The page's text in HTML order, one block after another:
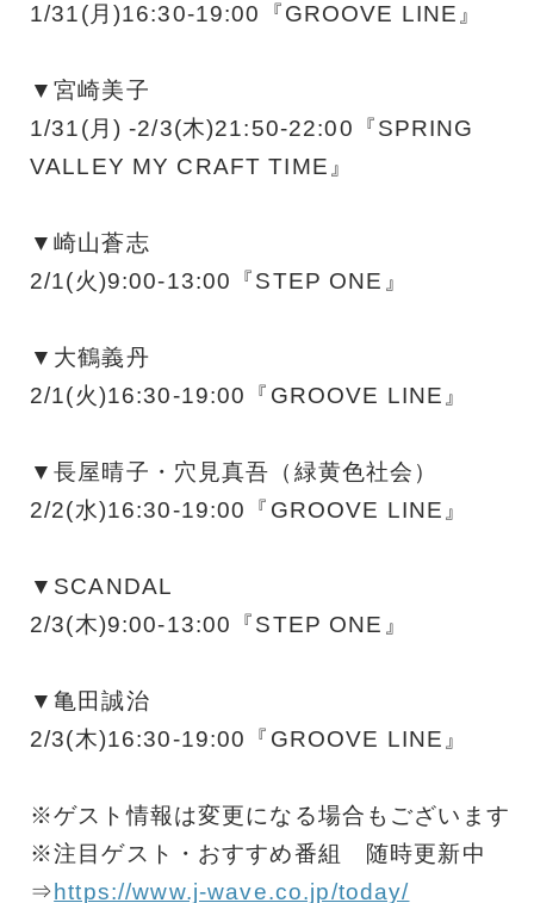
1/31(月)16:30-19:00『GROOVE LINE』
▼宮崎美子
1/31(月) -2/3(木)21:50-22:00『SPRING
VALLEY MY CRAFT TIME』
▼崎山蒼志
2/1(火)9:00-13:00『STEP ONE』
▼大鶴義丹
2/1(火)16:30-19:00『GROOVE LINE』
▼長屋晴子・穴見真吾（緑黄色社会）
2/2(水)16:30-19:00『GROOVE LINE』
▼SCANDAL
2/3(木)9:00-13:00『STEP ONE』
▼亀田誠治
2/3(木)16:30-19:00『GROOVE LINE』
※ゲスト情報は変更になる場合もございます
※注目ゲスト・おすすめ番組 随時更新中
⇒ https://www.j-wave.co.jp/today/